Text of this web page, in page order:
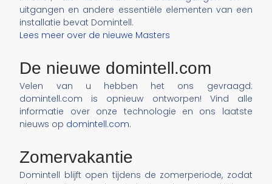
uitgangen en andere essentiële elementen van een
installatie bevat Domintell.
Lees meer over de nieuwe Masters
De nieuwe domintell.com
Velen van u hebben het ons gevraagd:
domintell.com is opnieuw ontworpen! Vind alle
informatie over onze technologie en ons laatste
nieuws op domintell.com.
Zomervakantie
Domintell blijft open tijdens de zomerperiode, zodat